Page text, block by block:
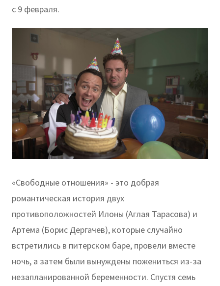
с 9 февраля.
«Свободные отношения» - это добрая
романтическая история двух
противоположностей Илоны (Аглая Тарасова) и
Артема (Борис Дергачев), которые случайно
встретились в питерском баре, провели вместе
ночь, а затем были вынуждены пожениться из-за
незапланированной беременности. Спустя семь